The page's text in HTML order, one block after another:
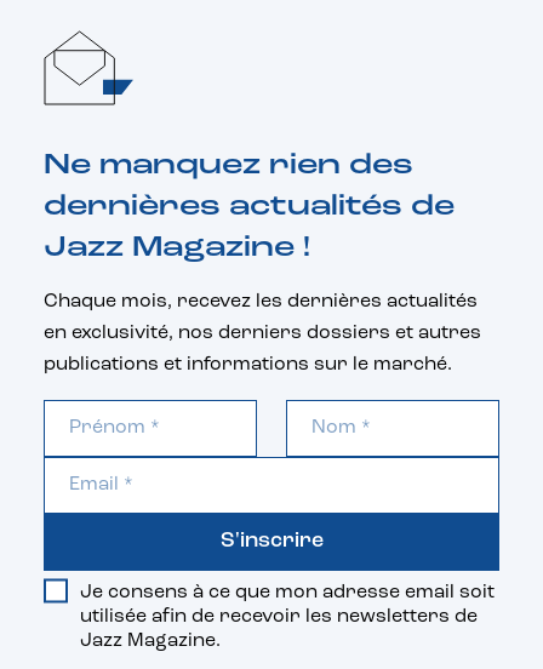
Ne manquez rien des
dernières actualités de
Jazz Magazine !
Chaque mois, recevez les dernières actualités
en exclusivité, nos derniers dossiers et autres
publications et informations sur le marché.
Je consens à ce que mon adresse email soit
utilisée afin de recevoir les newsletters de
Jazz Magazine.
S'inscrire